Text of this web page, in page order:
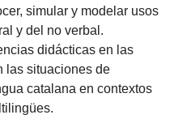
simular y modelar usos
y del no verbal.
didácticas en las
las situaciones de
catalana en contextos